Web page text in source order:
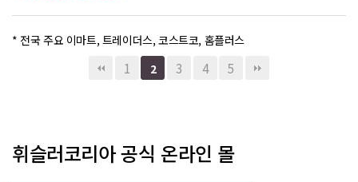
* 전국 주요 이마트, 트레이더스, 코스트코, 홈플러스
1 2 3 4 5
휘슬러코리아 공식 온라인 몰